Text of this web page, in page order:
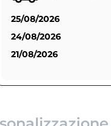
25/08/2026
24/08/2026
21/08/2026